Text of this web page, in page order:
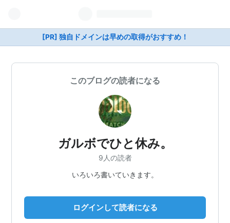
[PR] 独自ドメインは早めの取得がおすすめ！
このブログの読者になる
ガルボでひと休み。
9人の読者
いろいろ書いていきます。
ログインして読者になる